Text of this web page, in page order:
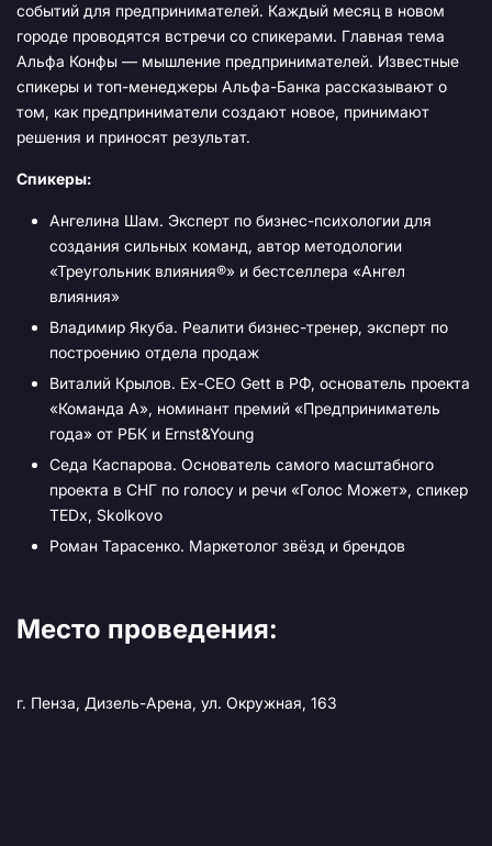
событий для предпринимателей. Каждый месяц в новом
городе проводятся встречи со спикерами. Главная тема
Альфа Конфы — мышление предпринимателей. Известные
спикеры и топ-менеджеры Альфа-Банка рассказывают о
том, как предприниматели создают новое, принимают
решения и приносят результат.
Спикеры:
Ангелина Шам. Эксперт по бизнес-психологии для
создания сильных команд, автор методологии
«Треугольник влияния®» и бестселлера «Ангел
влияния»
Владимир Якуба. Реалити бизнес-тренер, эксперт по
построению отдела продаж
Виталий Крылов. Ex-CEO Gett в РФ, основатель проекта
«Команда А», номинант премий «Предприниматель
года» от РБК и Ernst&Young
Седа Каспарова. Основатель самого масштабного
проекта в СНГ по голосу и речи «Голос Может», спикер
TEDx, Skolkovo
Роман Тарасенко. Маркетолог звёзд и брендов
Место проведения:
г. Пенза, Дизель-Арена, ул. Окружная, 163